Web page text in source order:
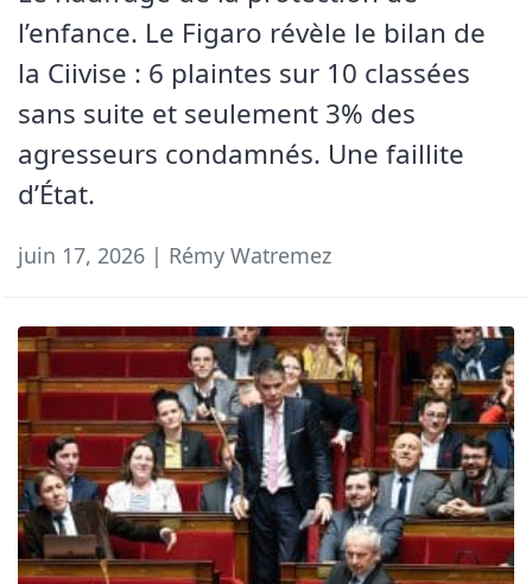
l’enfance. Le Figaro révèle le bilan de
la Ciivise : 6 plaintes sur 10 classées
sans suite et seulement 3% des
agresseurs condamnés. Une faillite
d’État.
juin 17, 2026 | Rémy Watremez